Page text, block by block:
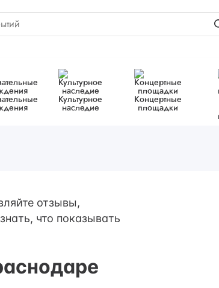
Культурное
наследие
Концертные
площадки
отзывы,
что показывать